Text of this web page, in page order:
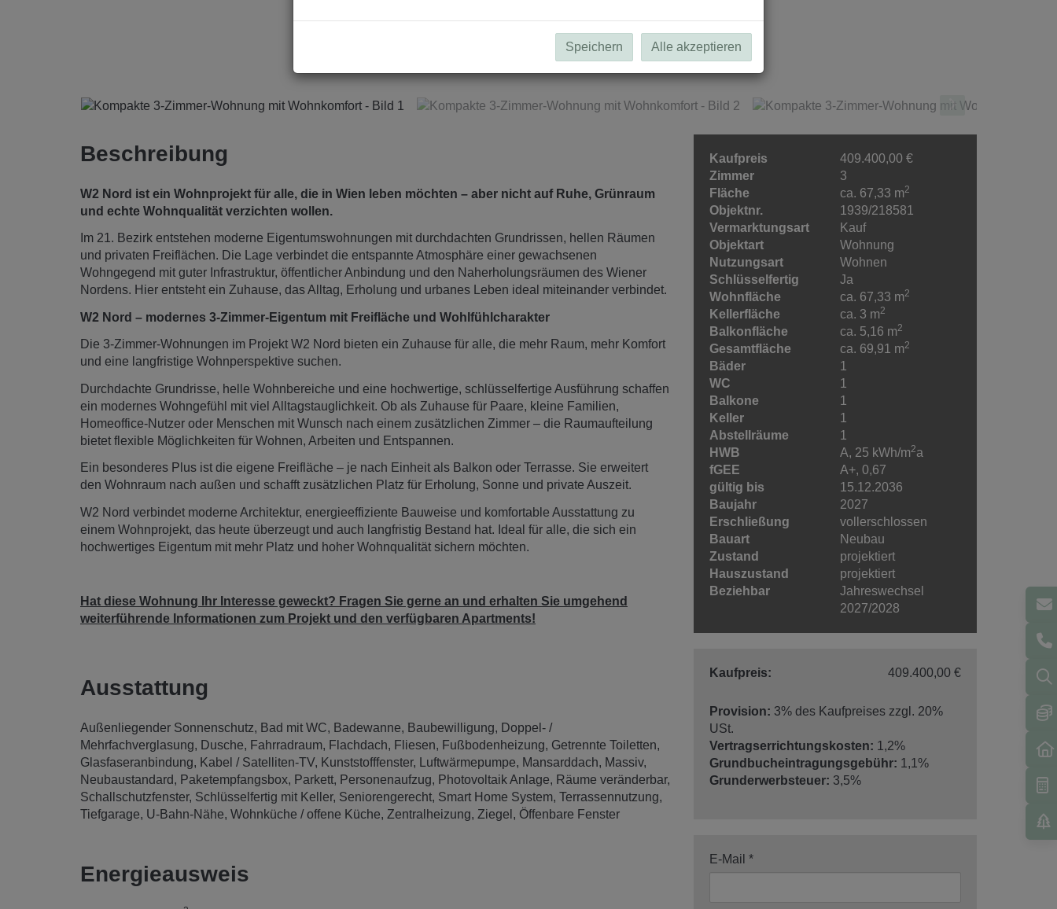
Beschreibung
W2 Nord ist ein Wohnprojekt für alle, die in Wien leben möchten – aber nicht auf Ruhe, Grünraum
und echte Wohnqualität verzichten wollen.
Im 21. Bezirk entstehen moderne Eigentumswohnungen mit durchdachten Grundrissen, hellen Räumen
und privaten Freiflächen. Die Lage verbindet die entspannte Atmosphäre einer gewachsenen
Wohngegend mit guter Infrastruktur, öffentlicher Anbindung und den Naherholungsräumen des Wiener
Nordens. Hier entsteht ein Zuhause, das Alltag, Erholung und urbanes Leben ideal miteinander verbindet.
W2 Nord – modernes 3-Zimmer-Eigentum mit Freifläche und Wohlfühlcharakter
Die 3-Zimmer-Wohnungen im Projekt W2 Nord bieten ein Zuhause für alle, die mehr Raum, mehr Komfort
und eine langfristige Wohnperspektive suchen.
Durchdachte Grundrisse, helle Wohnbereiche und eine hochwertige, schlüsselfertige Ausführung schaffen
ein modernes Wohngefühl mit viel Alltagstauglichkeit. Ob als Zuhause für Paare, kleine Familien,
Homeoffice-Nutzer oder Menschen mit Wunsch nach einem zusätzlichen Zimmer – die Raumaufteilung
bietet flexible Möglichkeiten für Wohnen, Arbeiten und Entspannen.
Ein besonderes Plus ist die eigene Freifläche – je nach Einheit als Balkon oder Terrasse. Sie erweitert
den Wohnraum nach außen und schafft zusätzlichen Platz für Erholung, Sonne und private Auszeit.
W2 Nord verbindet moderne Architektur, energieeffiziente Bauweise und komfortable Ausstattung zu
einem Wohnprojekt, das heute überzeugt und auch langfristig Bestand hat. Ideal für alle, die sich ein
hochwertiges Eigentum mit mehr Platz und hoher Wohnqualität sichern möchten.
Hat diese Wohnung Ihr Interesse geweckt? Fragen Sie gerne an und erhalten Sie umgehend
weiterführende Informationen zum Projekt und den verfügbaren Apartments!
Ausstattung
Außenliegender Sonnenschutz Bad mit WC Badewanne Baubewilligung
Doppel- /
Mehrfachverglasung
Dusche Fahrradraum Flachdach Fliesen Fußbodenheizung Getrennte Toiletten
Glasfaseranbindung
Kabel / Satelliten-TV Kunststofffenster Luftwärmepumpe Mansarddach
Massiv
Neubaustandard
Paketempfangsbox Parkett Personenaufzug Photovoltaik Anlage
Räume veränderbar
Schallschutzfenster Schlüsselfertig mit Keller Seniorengerecht Smart Home System Terrassennutzung
Tiefgarage U-Bahn-Nähe Wohnküche / offene Küche Zentralheizung Ziegel Öffenbare Fenster
Energieausweis
Kaufpreis
409.400,00 €
Zimmer
3
Fläche
ca. 67,33 m2
Objektnr.
1939/218581
Vermarktungsart
Kauf
Objektart
Wohnung
Nutzungsart
Wohnen
Schlüsselfertig
Ja
Wohnfläche
ca. 67,33 m2
Kellerfläche ca. 3 m2
Balkonfläche ca. 5,16 m2
Gesamtfläche ca. 69,91 m2
Bäder
1
WC
1
Balkone
1
Keller
1
Abstellräume
1
HWB
A, 25 kWh/m2a
fGEE
A+, 0,67
gültig bis
15.12.2036
Baujahr
2027
Erschließung
vollerschlossen
Bauart
Neubau
Zustand
projektiert
Hauszustand
projektiert
Beziehbar
Jahreswechsel
2027/2028
Kaufpreis: 409.400,00 €
Provision: 3% des Kaufpreises zzgl. 20%
USt.
Vertragserrichtungskosten: 1,2%
Grundbucheintragungsgebühr: 1,1%
Grunderwerbsteuer: 3,5%
E-Mail
Speichern Alle akzeptieren